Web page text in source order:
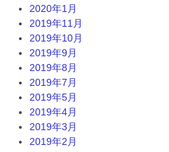
2020年1月
2019年11月
2019年10月
2019年9月
2019年8月
2019年7月
2019年5月
2019年4月
2019年3月
2019年2月